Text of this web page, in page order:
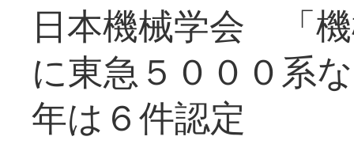
日本機械学会 「
に東急５０００系
年は６件認定